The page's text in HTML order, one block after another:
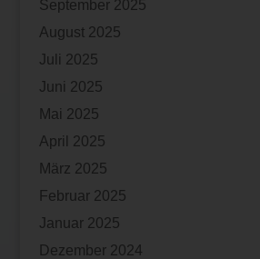
September 2025
August 2025
Juli 2025
Juni 2025
Mai 2025
April 2025
März 2025
Februar 2025
Januar 2025
Dezember 2024